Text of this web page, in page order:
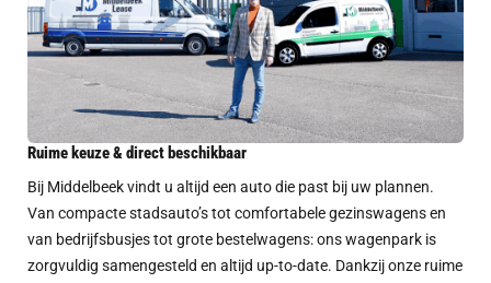
Ruime keuze & direct beschikbaar
Bij Middelbeek vindt u altijd een auto die past bij uw plannen.
Van compacte stadsauto’s tot comfortabele gezinswagens en
van bedrijfsbusjes tot grote bestelwagens: ons wagenpark is
zorgvuldig samengesteld en altijd up-to-date. Dankzij onze ruime